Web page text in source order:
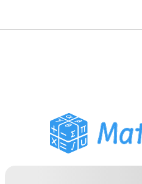
Assistente Compiti PDF
Strumenti di studio